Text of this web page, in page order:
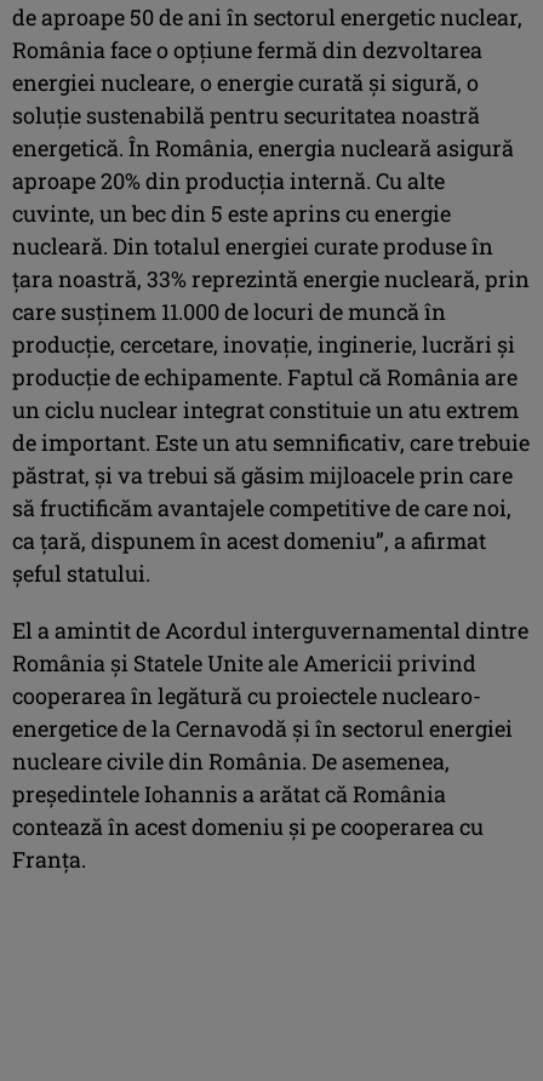
de aproape 50 de ani în sectorul energetic nuclear,
România face o opţiune fermă din dezvoltarea
energiei nucleare, o energie curată şi sigură, o
soluţie sustenabilă pentru securitatea noastră
energetică. În România, energia nucleară asigură
aproape 20% din producţia internă. Cu alte
cuvinte, un bec din 5 este aprins cu energie
nucleară. Din totalul energiei curate produse în
ţara noastră, 33% reprezintă energie nucleară, prin
care susţinem 11.000 de locuri de muncă în
producţie, cercetare, inovaţie, inginerie, lucrări şi
producţie de echipamente. Faptul că România are
un ciclu nuclear integrat constituie un atu extrem
de important. Este un atu semnificativ, care trebuie
păstrat, şi va trebui să găsim mijloacele prin care
să fructificăm avantajele competitive de care noi,
ca ţară, dispunem în acest domeniu”, a afirmat
şeful statului.
El a amintit de Acordul interguvernamental dintre
România şi Statele Unite ale Americii privind
cooperarea în legătură cu proiectele nuclearo-
energetice de la Cernavodă şi în sectorul energiei
nucleare civile din România. De asemenea,
preşedintele Iohannis a arătat că România
contează în acest domeniu şi pe cooperarea cu
Franţa.